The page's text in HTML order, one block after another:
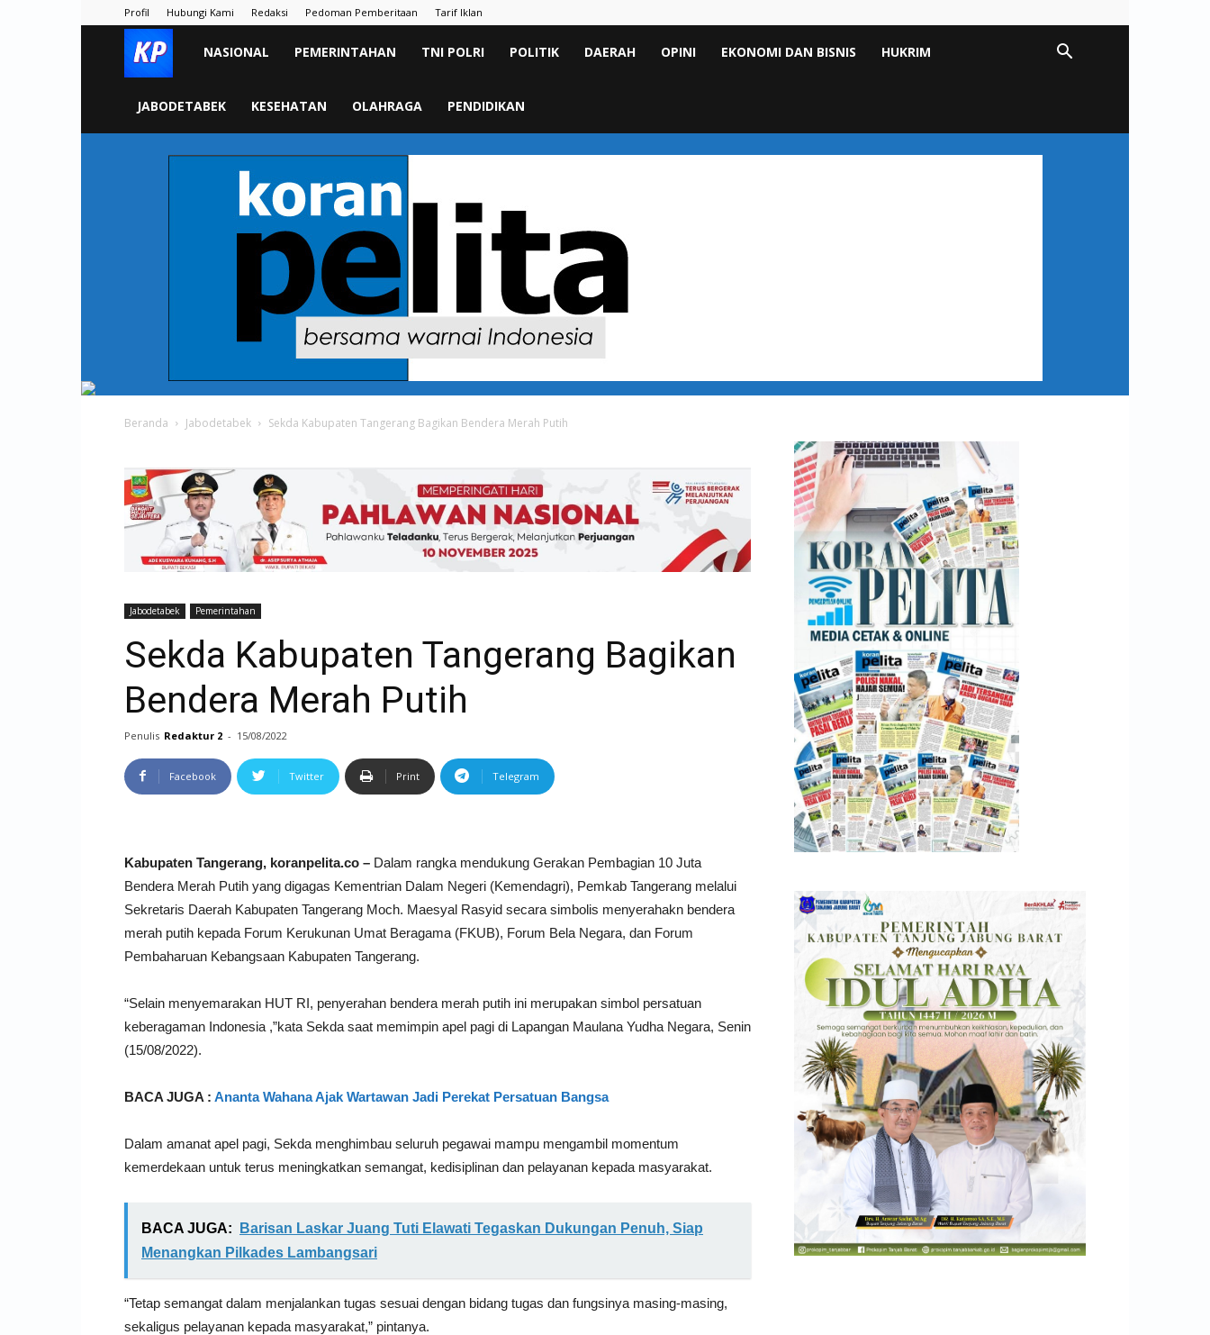
Profil Hubungi Kami Redaksi Pedoman Pemberitaan Tarif Iklan
KORAN
PELITA
NASIONAL PEMERINTAHAN TNI POLRI POLITIK DAERAH OPINI EKONOMI DAN BISNIS HUKRIM
JABODETABEK KESEHATAN OLAHRAGA PENDIDIKAN
Beranda Jabodetabek Sekda Kabupaten Tangerang Bagikan Bendera Merah Putih
Jabodetabek Pemerintahan
Sekda Kabupaten Tangerang Bagikan
Bendera Merah Putih
Penulis Redaktur 2 - 15/08/2022
Facebook Twitter Print Telegram
Kabupaten Tangerang, koranpelita.co – Dalam rangka mendukung Gerakan Pembagian 10 Juta
Bendera Merah Putih yang digagas Kementrian Dalam Negeri (Kemendagri), Pemkab Tangerang melalui
Sekretaris Daerah Kabupaten Tangerang Moch. Maesyal Rasyid secara simbolis menyerahakn bendera
merah putih kepada Forum Kerukunan Umat Beragama (FKUB), Forum Bela Negara, dan Forum
Pembaharuan Kebangsaan Kabupaten Tangerang.
“Selain menyemarakan HUT RI, penyerahan bendera merah putih ini merupakan simbol persatuan
keberagaman Indonesia ,”kata Sekda saat memimpin apel pagi di Lapangan Maulana Yudha Negara, Senin
(15/08/2022).
BACA JUGA : Ananta Wahana Ajak Wartawan Jadi Perekat Persatuan Bangsa
Dalam amanat apel pagi, Sekda menghimbau seluruh pegawai mampu mengambil momentum
kemerdekaan untuk terus meningkatkan semangat, kedisiplinan dan pelayanan kepada masyarakat.
BACA JUGA:
Barisan Laskar Juang Tuti Elawati Tegaskan Dukungan Penuh, Siap
Menangkan Pilkades Lambangsari
“Tetap semangat dalam menjalankan tugas sesuai dengan bidang tugas dan fungsinya masing-masing,
sekaligus pelayanan kepada masyarakat,” pintanya.